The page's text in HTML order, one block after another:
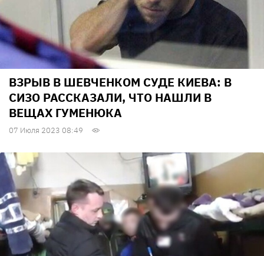
ВЗРЫВ В ШЕВЧЕНКОМ СУДЕ КИЕВА: В
СИЗО РАССКАЗАЛИ, ЧТО НАШЛИ В
ВЕЩАХ ГУМЕНЮКА
07 Июля 2023 08:49